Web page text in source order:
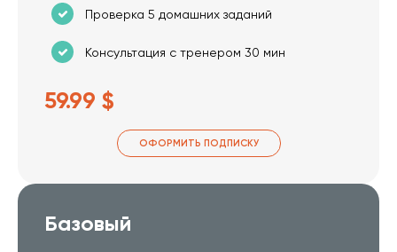
Проверка 5 домашних заданий
Консультация с тренером 30 мин
59.99 $
ОФОРМИТЬ ПОДПИСКУ
Базовый